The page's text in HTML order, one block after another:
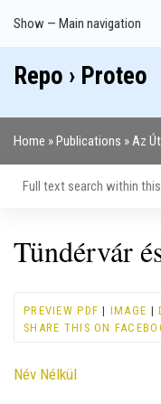
Main
navigation
Show — Main navigation
Index
Publications
Theses
Images
Contributors
Repo › Proteo
Home Publications Az
Tündérvár
PREVIEW PDF | IMAGE |
SHARE THIS ON
Contributor
Név Nélkül